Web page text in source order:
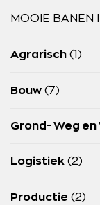
MOOIE BANEN
Agrarisch (1)
Bouw (7)
Grond- Weg
Logistiek (2)
Productie (2)